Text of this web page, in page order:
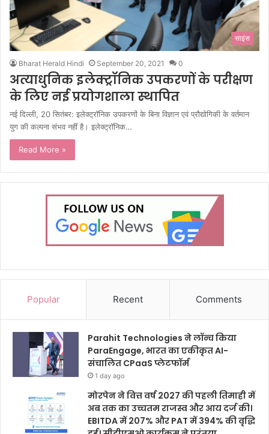
साइंस
Bharat Herald Hindi September 20, 2021 0
अत्याधुनिक इलेक्ट्रॉनिक उपकरणों के परीक्षण
के लिए नई प्रयोगशाला स्थापित
नई दिल्ली, 20 सितंबर: इलेक्ट्रॉनिक उपकरणों के बिना विज्ञान एवं प्रौद्योगिकी के वर्तमान
युग की कल्पना संभव नहीं है। इलेक्ट्रॉनिक…
Read More »
Popular Recent Comments
Parahit Technologies ने लॉन्च किया
ParaEngage, भारत का एकीकृत AI-
संचालित CPaaS प्लेटफॉर्म
1 day ago
मोरपेन ने वित्त वर्ष 2027 की पहली तिमाही में
अब तक का उच्चतम राजस्व और आय दर्ज की।
EBITDA में 207% और PAT में 394% की वृद्धि